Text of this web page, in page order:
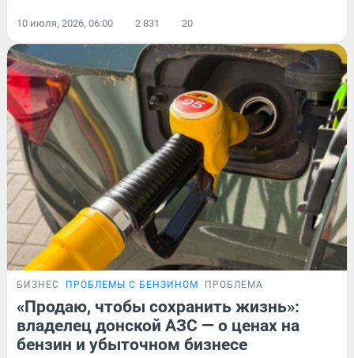
10 июля, 2026, 06:00 2 831 20
БИЗНЕС ПРОБЛЕМЫ С БЕНЗИНОМ ПРОБЛЕМА
«Продаю, чтобы сохранить жизнь»:
владелец донской АЗС — о ценах на
бензин и убыточном бизнесе